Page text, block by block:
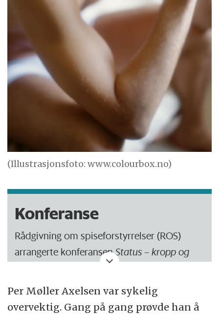
(Illustrasjonsfoto: www.colourbox.no)
Konferanse
Rådgivning om spiseforstyrrelser (ROS)
arrangerte konferansenStatus – kropp og
spiseforstyrrelser hos gutter og menn
11. november i Oslo.
Per Møller Axelsen var sykelig
overvektig. Gang på gang prøvde han å